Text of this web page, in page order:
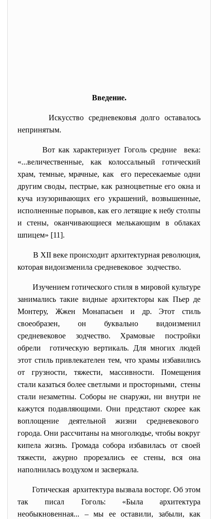
Введение.
Искусство средневековья долго оставалось
непринятым.
Вот как характеризует Гоголь средние века:
«...величественные, как колоссальный готический
храм, темные, мрачные, как его пересекаемые одни
другим своды, пестрые, как разноцветные его окна и
куча изузоривающих его украшений, возвышенные,
исполненные порывов, как его летящие к небу столпы
и стены, оканчивающиеся мелькающим в облаках
шпицем» [11].
В XII веке происходит архитектурная революция,
которая видоизменила средневековое зодчество.
Изучением готического стиля в мировой культуре
занимались такие видные архитекторы как Пьер де
Монтеру, Жжен Монапасьен и др. Этот стиль
своеобразен, он буквально видоизменил
средневековое зодчество. Храмовые постройки
обрели готическую вертикаль. Для многих людей
этот стиль привлекателен тем, что храмы избавились
от грузности, тяжести, массивности. Помещения
стали казаться более светлыми и просторными, стены
стали незаметны. Соборы не снаружи, ни внутри не
кажутся подавляющими. Они предстают скорее как
воплощение деятельной жизни средневекового
города. Они рассчитаны на многолюдье, чтобы вокруг
кипела жизнь. Громада собора избавилась от своей
тяжести, ажурно прорезались ее стены, вся она
наполнилась воздухом и засверкала.
Готическая архитектура вызвала восторг. Об этом
так писал Гоголь: «Была архитектура
необыкновенная... – мы ее оставили, забыли, как